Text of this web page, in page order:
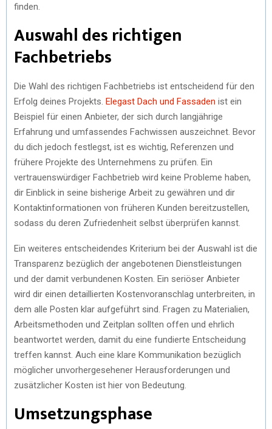
finden.
Auswahl des richtigen
Fachbetriebs
Die Wahl des richtigen Fachbetriebs ist entscheidend für den
Erfolg deines Projekts. Elegast Dach und Fassaden ist ein
Beispiel für einen Anbieter, der sich durch langjährige
Erfahrung und umfassendes Fachwissen auszeichnet. Bevor
du dich jedoch festlegst, ist es wichtig, Referenzen und
frühere Projekte des Unternehmens zu prüfen. Ein
vertrauenswürdiger Fachbetrieb wird keine Probleme haben,
dir Einblick in seine bisherige Arbeit zu gewähren und dir
Kontaktinformationen von früheren Kunden bereitzustellen,
sodass du deren Zufriedenheit selbst überprüfen kannst.
Ein weiteres entscheidendes Kriterium bei der Auswahl ist die
Transparenz bezüglich der angebotenen Dienstleistungen
und der damit verbundenen Kosten. Ein seriöser Anbieter
wird dir einen detaillierten Kostenvoranschlag unterbreiten, in
dem alle Posten klar aufgeführt sind. Fragen zu Materialien,
Arbeitsmethoden und Zeitplan sollten offen und ehrlich
beantwortet werden, damit du eine fundierte Entscheidung
treffen kannst. Auch eine klare Kommunikation bezüglich
möglicher unvorhergesehener Herausforderungen und
zusätzlicher Kosten ist hier von Bedeutung.
Umsetzungsphase